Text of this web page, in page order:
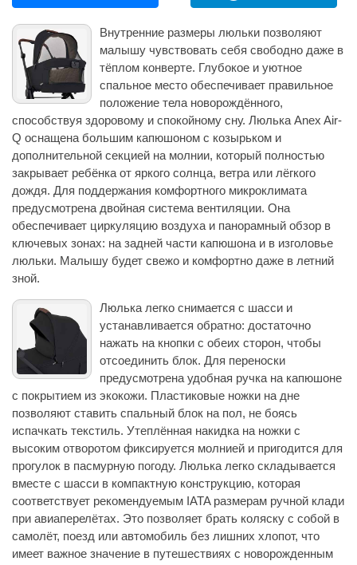
Внутренние размеры люльки позволяют
малышу чувствовать себя свободно даже в
тёплом конверте. Глубокое и уютное
спальное место обеспечивает правильное
положение тела новорождённого,
способствуя здоровому и спокойному сну. Люлька Anex Air-
Q оснащена большим капюшоном с козырьком и
дополнительной секцией на молнии, который полностью
закрывает ребёнка от яркого солнца, ветра или лёгкого
дождя. Для поддержания комфортного микроклимата
предусмотрена двойная система вентиляции. Она
обеспечивает циркуляцию воздуха и панорамный обзор в
ключевых зонах: на задней части капюшона и в изголовье
люльки. Малышу будет свежо и комфортно даже в летний
зной.
Люлька легко снимается с шасси и
устанавливается обратно: достаточно
нажать на кнопки с обеих сторон, чтобы
отсоединить блок. Для переноски
предусмотрена удобная ручка на капюшоне
с покрытием из экокожи. Пластиковые ножки на дне
позволяют ставить спальный блок на пол, не боясь
испачкать текстиль. Утеплённая накидка на ножки с
высоким отворотом фиксируется молнией и пригодится для
прогулок в пасмурную погоду. Люлька легко складывается
вместе с шасси в компактную конструкцию, которая
соответствует рекомендуемым IATA размерам ручной клади
при авиаперелётах. Это позволяет брать коляску с собой в
самолёт, поезд или автомобиль без лишних хлопот, что
имеет важное значение в путешествиях с новорожденным